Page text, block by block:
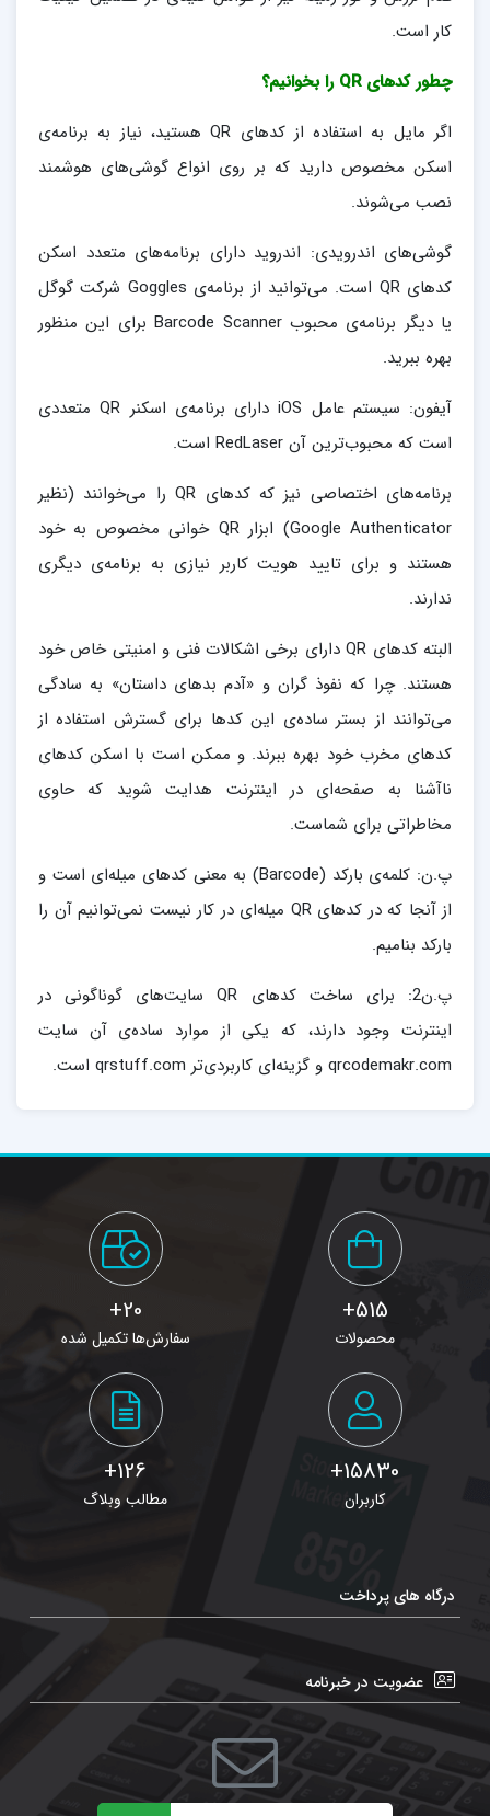
کار است.
چطور کدهای QR را بخوانیم؟
اگر مایل به استفاده از کدهای QR هستید، نیاز به برنامه‌ی
اسکن مخصوص دارید که بر روی انواع گوشی‌های هوشمند
نصب می‌شوند.
گوشی‌های اندرویدی: اندروید دارای برنامه‌های متعدد اسکن
کدهای QR است. می‌توانید از برنامه‌ی Goggles شرکت گوگل
یا دیگر برنامه‌ی محبوب Barcode Scanner برای این منظور
بهره ببرید.
آیفون: سیستم عامل iOS دارای برنامه‌ی اسکنر QR متعددی
است که محبوب‌ترین آن RedLaser است.
برنامه‌های اختصاصی نیز که کدهای QR را می‌خوانند (نظیر
Google Authenticator) ابزار QR خوانی مخصوص به خود
هستند و برای تایید هویت کاربر نیازی به برنامه‌ی دیگری
ندارند.
البته کدهای QR دارای برخی اشکالات فنی و امنیتی خاص خود
هستند. چرا که نفوذ گران و «آدم بدهای داستان» به سادگی
می‌توانند از بستر ساده‌ی این کدها برای گسترش استفاده از
کدهای مخرب خود بهره ببرند. و ممکن است با اسکن کدهای
ناآشنا به صفحه‌ای در اینترنت هدایت شوید که حاوی
مخاطراتی برای شماست.
پ.ن: کلمه‌ی بارکد (Barcode) به معنی کدهای میله‌ای است و
از آنجا که در کدهای QR میله‌ای در کار نیست نمی‌توانیم آن را
بارکد بنامیم.
پ.ن2: برای ساخت کدهای QR سایت‌های گوناگونی در
اینترنت وجود دارند، که یکی از موارد ساده‌ی آن سایت
qrcodemakr.com و گزینه‌ای کاربردی‌تر qrstuff.com است.
515+
محصولات
20+
سفارش‌ها تکمیل شده
15830+
کاربران
126+
مطالب وبلاگ
درگاه های پرداخت
عضویت در خبرنامه